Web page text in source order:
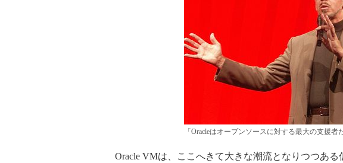
「Oracleはオープンソースに対する最大の支援者
Oracle VMは、ここへきて大きな潮流となりつつあ